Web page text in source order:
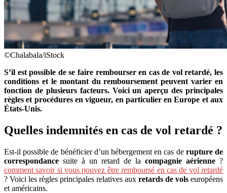
©Chalabala/iStock
S’il est possible de se faire rembourser en cas de vol retardé, les
conditions et le montant du remboursement peuvent varier en
fonction de plusieurs facteurs. Voici un aperçu des principales
règles et procédures en vigueur, en particulier en Europe et aux
États-Unis.
Quelles indemnités en cas de vol retardé ?
Est-il possible de bénéficier d’un hébergement en cas de rupture de
correspondance suite à un retard de la compagnie aérienne ?
comment savoir si vous pouvez être remboursé en cas de vol retardé
? Voici les règles principales relatives aux retards de vols européens
et américains.